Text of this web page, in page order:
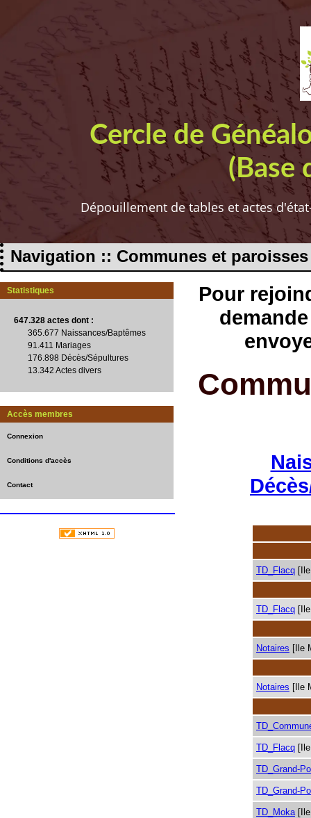
Cercle de
(Base
Dépouillement de tables et actes
Navigation :: Communes et paroisses
Statistiques
647.328 actes dont :
365.677 Naissances/Baptêmes
91.411 Mariages
176.898 Décès/Sépultures
13.342 Actes divers
Accès membres
Connexion
Conditions d'accès
Contact
Pour
TD_Flacq
TD_Flacq
Notaires [Ile
Notaires [Ile
TD_Flacq
TD_Grand-
TD_Grand-
TD_Moka